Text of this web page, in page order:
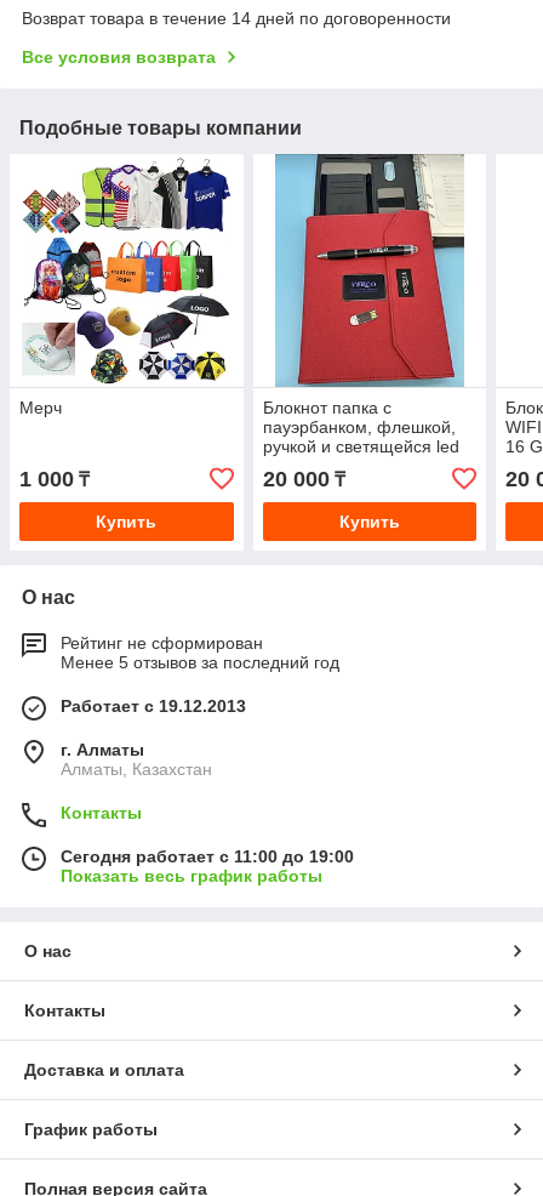
Возврат товара в течение 14 дней по договоренности
Все условия возврата
Подобные товары компании
Мерч
1 000 ₸
Купить
Блокнот папка с
пауэрбанком, флешкой,
ручкой и светящейся led
20 000₸
Купить
16
20
О нас
Рейтинг не сформирован
Менее 5 отзывов за последний год
Работает с 19.12.2013
г. Алматы
Алматы, Казахстан
Контакты
Сегодня работает с 11:00 до 19:00
Показать весь график работы
О нас
Контакты
Доставка и оплата
График работы
Полная версия сайта